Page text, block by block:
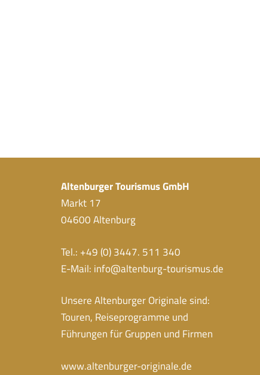
Altenburger Tourismus GmbH
Markt 17
04600 Altenburg
Tel.: +49 (0) 3447. 511 340
E-Mail: info@altenburg-tourismus.de
Unsere Altenburger Originale sind:
Touren, Reiseprogramme und
Führungen für Gruppen und Firmen
www.altenburger-originale.de